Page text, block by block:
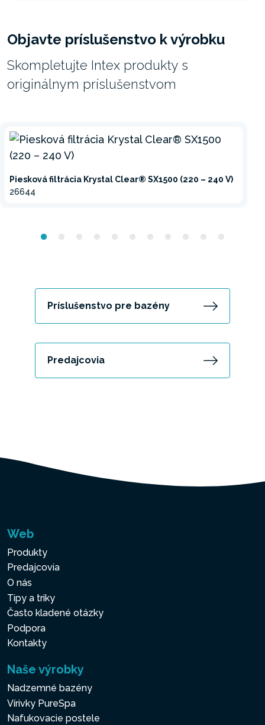
Objavte príslušenstvo k výrobku
Skompletujte Intex produkty s
originálnym príslušenstvom
Piesková filtrácia Krystal Clear® SX1500 (220 – 240 V)
26644
Príslušenstvo pre bazény
Predajcovia
Web
Produkty
Predajcovia
O nás
Tipy a triky
Často kladené otázky
Podpora
Kontakty
Naše výrobky
Nadzemné bazény
Vírivky PureSpa
Nafukovacie postele